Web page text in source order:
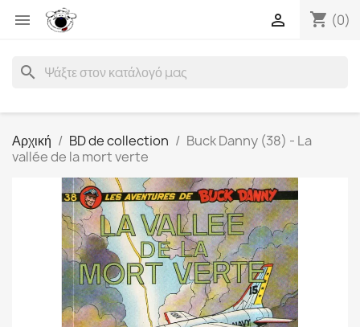
 shopping_cart (0)

search
Αρχική BD de collection
Buck Danny (38) - La
vallée de la mort verte